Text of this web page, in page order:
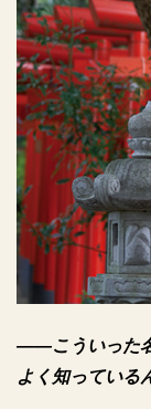
――こういった
よく知っている